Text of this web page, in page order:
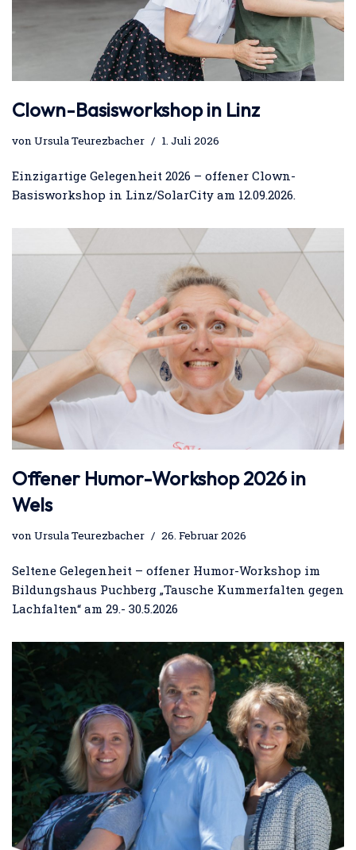
Clown-Basisworkshop in Linz
vonUrsula Teurezbacher 1. Juli 2026
Einzigartige Gelegenheit 2026 – offener Clown-
Basisworkshop in Linz/SolarCity am 12.09.2026.
Offener Humor-Workshop 2026 in
Wels
vonUrsula Teurezbacher 26. Februar 2026
Seltene Gelegenheit – offener Humor-Workshop im
Bildungshaus Puchberg „Tausche Kummerfalten gegen
Lachfalten“ am 29.- 30.5.2026